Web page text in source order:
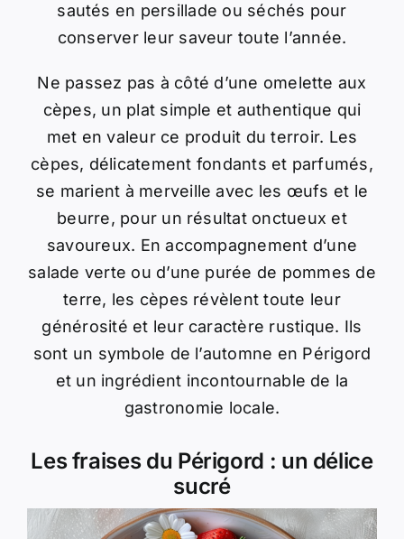
sautés en persillade ou séchés pour
conserver leur saveur toute l’année.
Ne passez pas à côté d’une omelette aux
cèpes, un plat simple et authentique qui
met en valeur ce produit du terroir. Les
cèpes, délicatement fondants et parfumés,
se marient à merveille avec les œufs et le
beurre, pour un résultat onctueux et
savoureux. En accompagnement d’une
salade verte ou d’une purée de pommes de
terre, les cèpes révèlent toute leur
générosité et leur caractère rustique. Ils
sont un symbole de l’automne en Périgord
et un ingrédient incontournable de la
gastronomie locale.
Les fraises du Périgord : un délice
sucré